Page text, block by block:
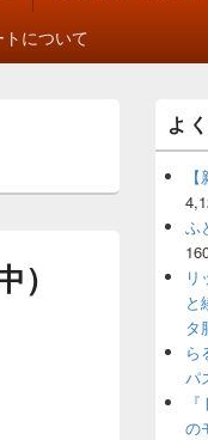
トについて
）
ン
サ
バ
ウ
ェ
エ
よ
ふ
リ
と
タ
ら
パ
の